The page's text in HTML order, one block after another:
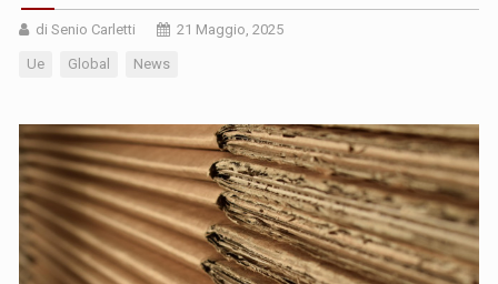
di Senio Carletti 21 Maggio, 2025
Ue Global News